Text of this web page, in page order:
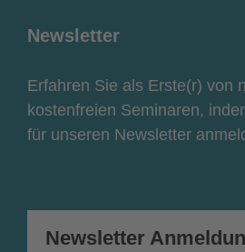
Newsletter
Erfahren Sie als Erste(r) von
kostenfreien Seminaren,
für unseren Newsletter
Newsletter